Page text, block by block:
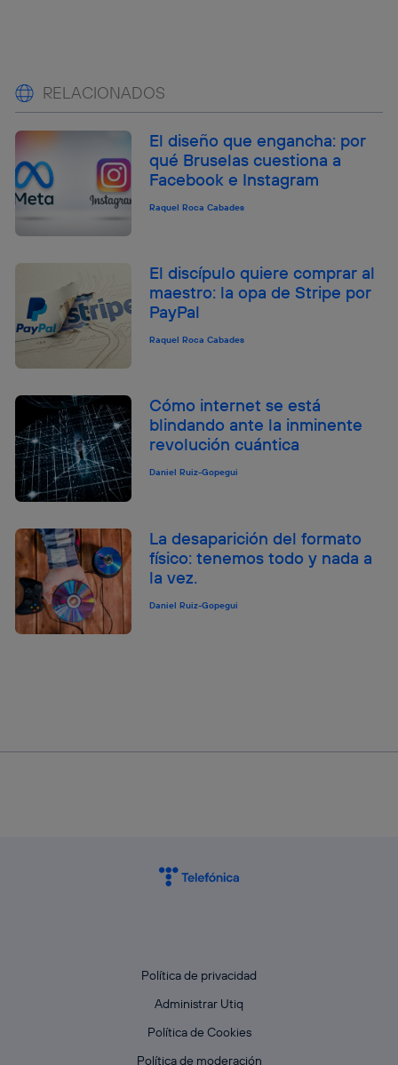
RELACIONADOS
El diseño que engancha: por
qué Bruselas cuestiona a
Facebook e Instagram
Raquel Roca Cabades
El discípulo quiere comprar al
maestro: la opa de Stripe por
PayPal
Raquel Roca Cabades
Cómo internet se está
blindando ante la inminente
revolución cuántica
Daniel Ruiz-Gopegui
La desaparición del formato
físico: tenemos todo y nada a
la vez.
Daniel Ruiz-Gopegui
Política de privacidad
Administrar Utiq
Política de Cookies
Política de moderación